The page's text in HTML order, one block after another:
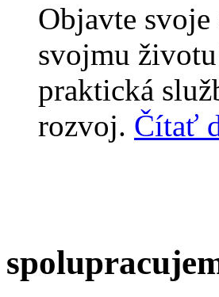
Objavte
svojmu
praktická
rozvoj. Čítať